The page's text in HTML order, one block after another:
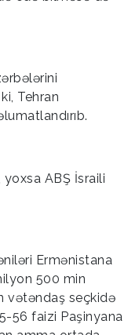
Tehran
ABŞ İsraili
Ermənistana
500 min
vətəndaş seçkidə
56 faizi Paşinyana